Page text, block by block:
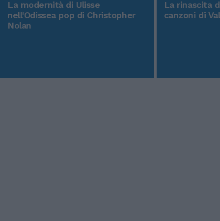
La modernità di Ulisse
nell'Odissea pop di Christopher
Nolan
La rinascita
canzoni di